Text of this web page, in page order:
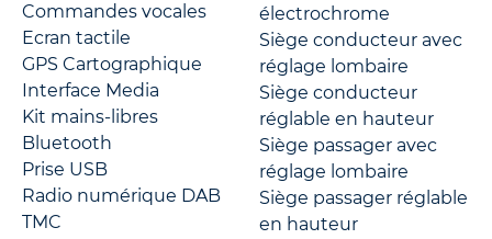
Commandes vocales
Ecran tactile
GPS Cartographique
Interface Media
Kit mains-libres
Bluetooth
Prise USB
Radio numérique DAB
TMC
électrochrome
Siège conducteur avec
réglage lombaire
Siège conducteur
réglable en hauteur
Siège passager avec
réglage lombaire
Siège passager réglable
en hauteur